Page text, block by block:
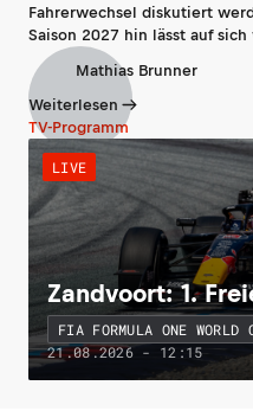
Fahrerwechsel diskutiert
Saison 2027 hin lässt auf sich
Mathias Brunner
Weiterlesen
TV-Programm
LIVE
Zandvoort: 1.
FIA FORMULA ONE WORLD
21.08.2026 - 12:15